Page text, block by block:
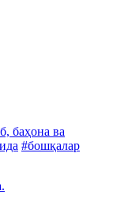
баҳона ва
#бошқалар